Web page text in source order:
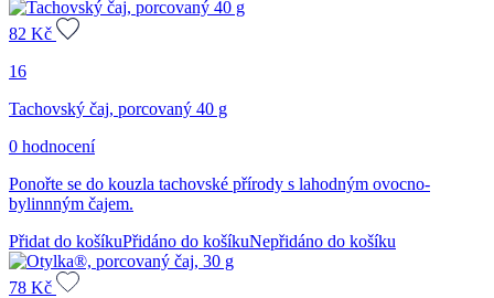
82 Kč
16
Tachovský čaj, porcovaný 40 g
0 hodnocení
Ponořte se do kouzla tachovské přírody s lahodným ovocno-
bylinnným čajem.
Přidat do košíkuPřidáno do košíkuNepřidáno do košíku
78 Kč